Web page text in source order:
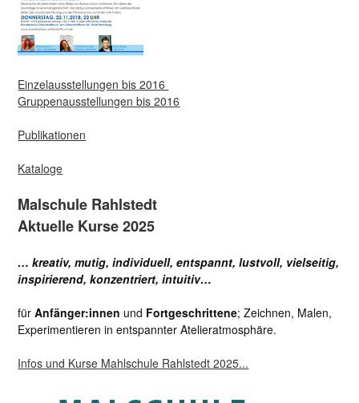
Einzelausstellungen bis 2016
Gruppenausstellungen bis 2016
Publikationen
Kataloge
Malschule Rahlstedt
Aktuelle Kurse 2025
… kreativ, mutig, individuell, entspannt, lustvoll, vielseitig,
inspirierend, konzentriert, intuitiv…
fürAnfänger:innen und Fortgeschrittene; Zeichnen, Malen,
Experimentieren in entspannter Atelieratmosphäre.
Infos und Kurse Mahlschule Rahlstedt 2025...